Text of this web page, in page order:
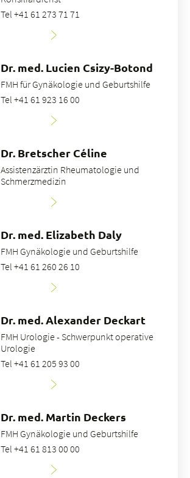
Tel +41 61 273 71 71
Dr. med. Lucien Csizy-Botond
FMH für Gynäkologie und Geburtshilfe
Tel +41 61 923 16 00
Dr. Bretscher Céline
Assistenzärztin Rheumatologie und
Schmerzmedizin
Dr. med. Elizabeth Daly
FMH Gynäkologie und Geburtshilfe
Tel +41 61 260 26 10
Dr. med. Alexander Deckart
FMH Urologie - Schwerpunkt operative
Urologie
Tel +41 61 205 93 00
Dr. med. Martin Deckers
FMH Gynäkologie und Geburtshilfe
Tel +41 61 813 00 00